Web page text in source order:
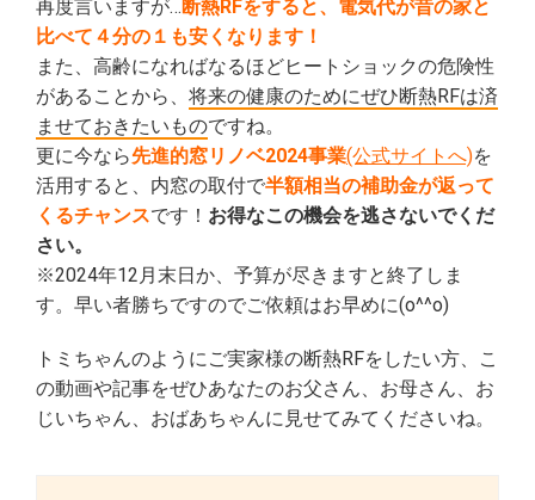
再度言いますが…断熱RFをすると、電気代が昔の家と
比べて４分の１も安くなります！
また、高齢になればなるほどヒートショックの危険性
があることから、 将来の健康のためにぜひ断熱RFは済
ませておきたいものですね。
更に今なら先進的窓リノベ2024事業(公式サイトへ)を
活用すると、内窓の取付で半額相当の補助金が返って
くるチャンスです！ お得なこの機会を逃さないでくだ
さい。
※2024年12月末日か、予算が尽きますと終了しま
す。早い者勝ちですのでご依頼はお早めに(o^^o)
トミちゃんのようにご実家様の断熱RFをしたい方、こ
の動画や記事をぜひあなたのお父さん、お母さん、お
じいちゃん、おばあちゃんに見せてみてくださいね。